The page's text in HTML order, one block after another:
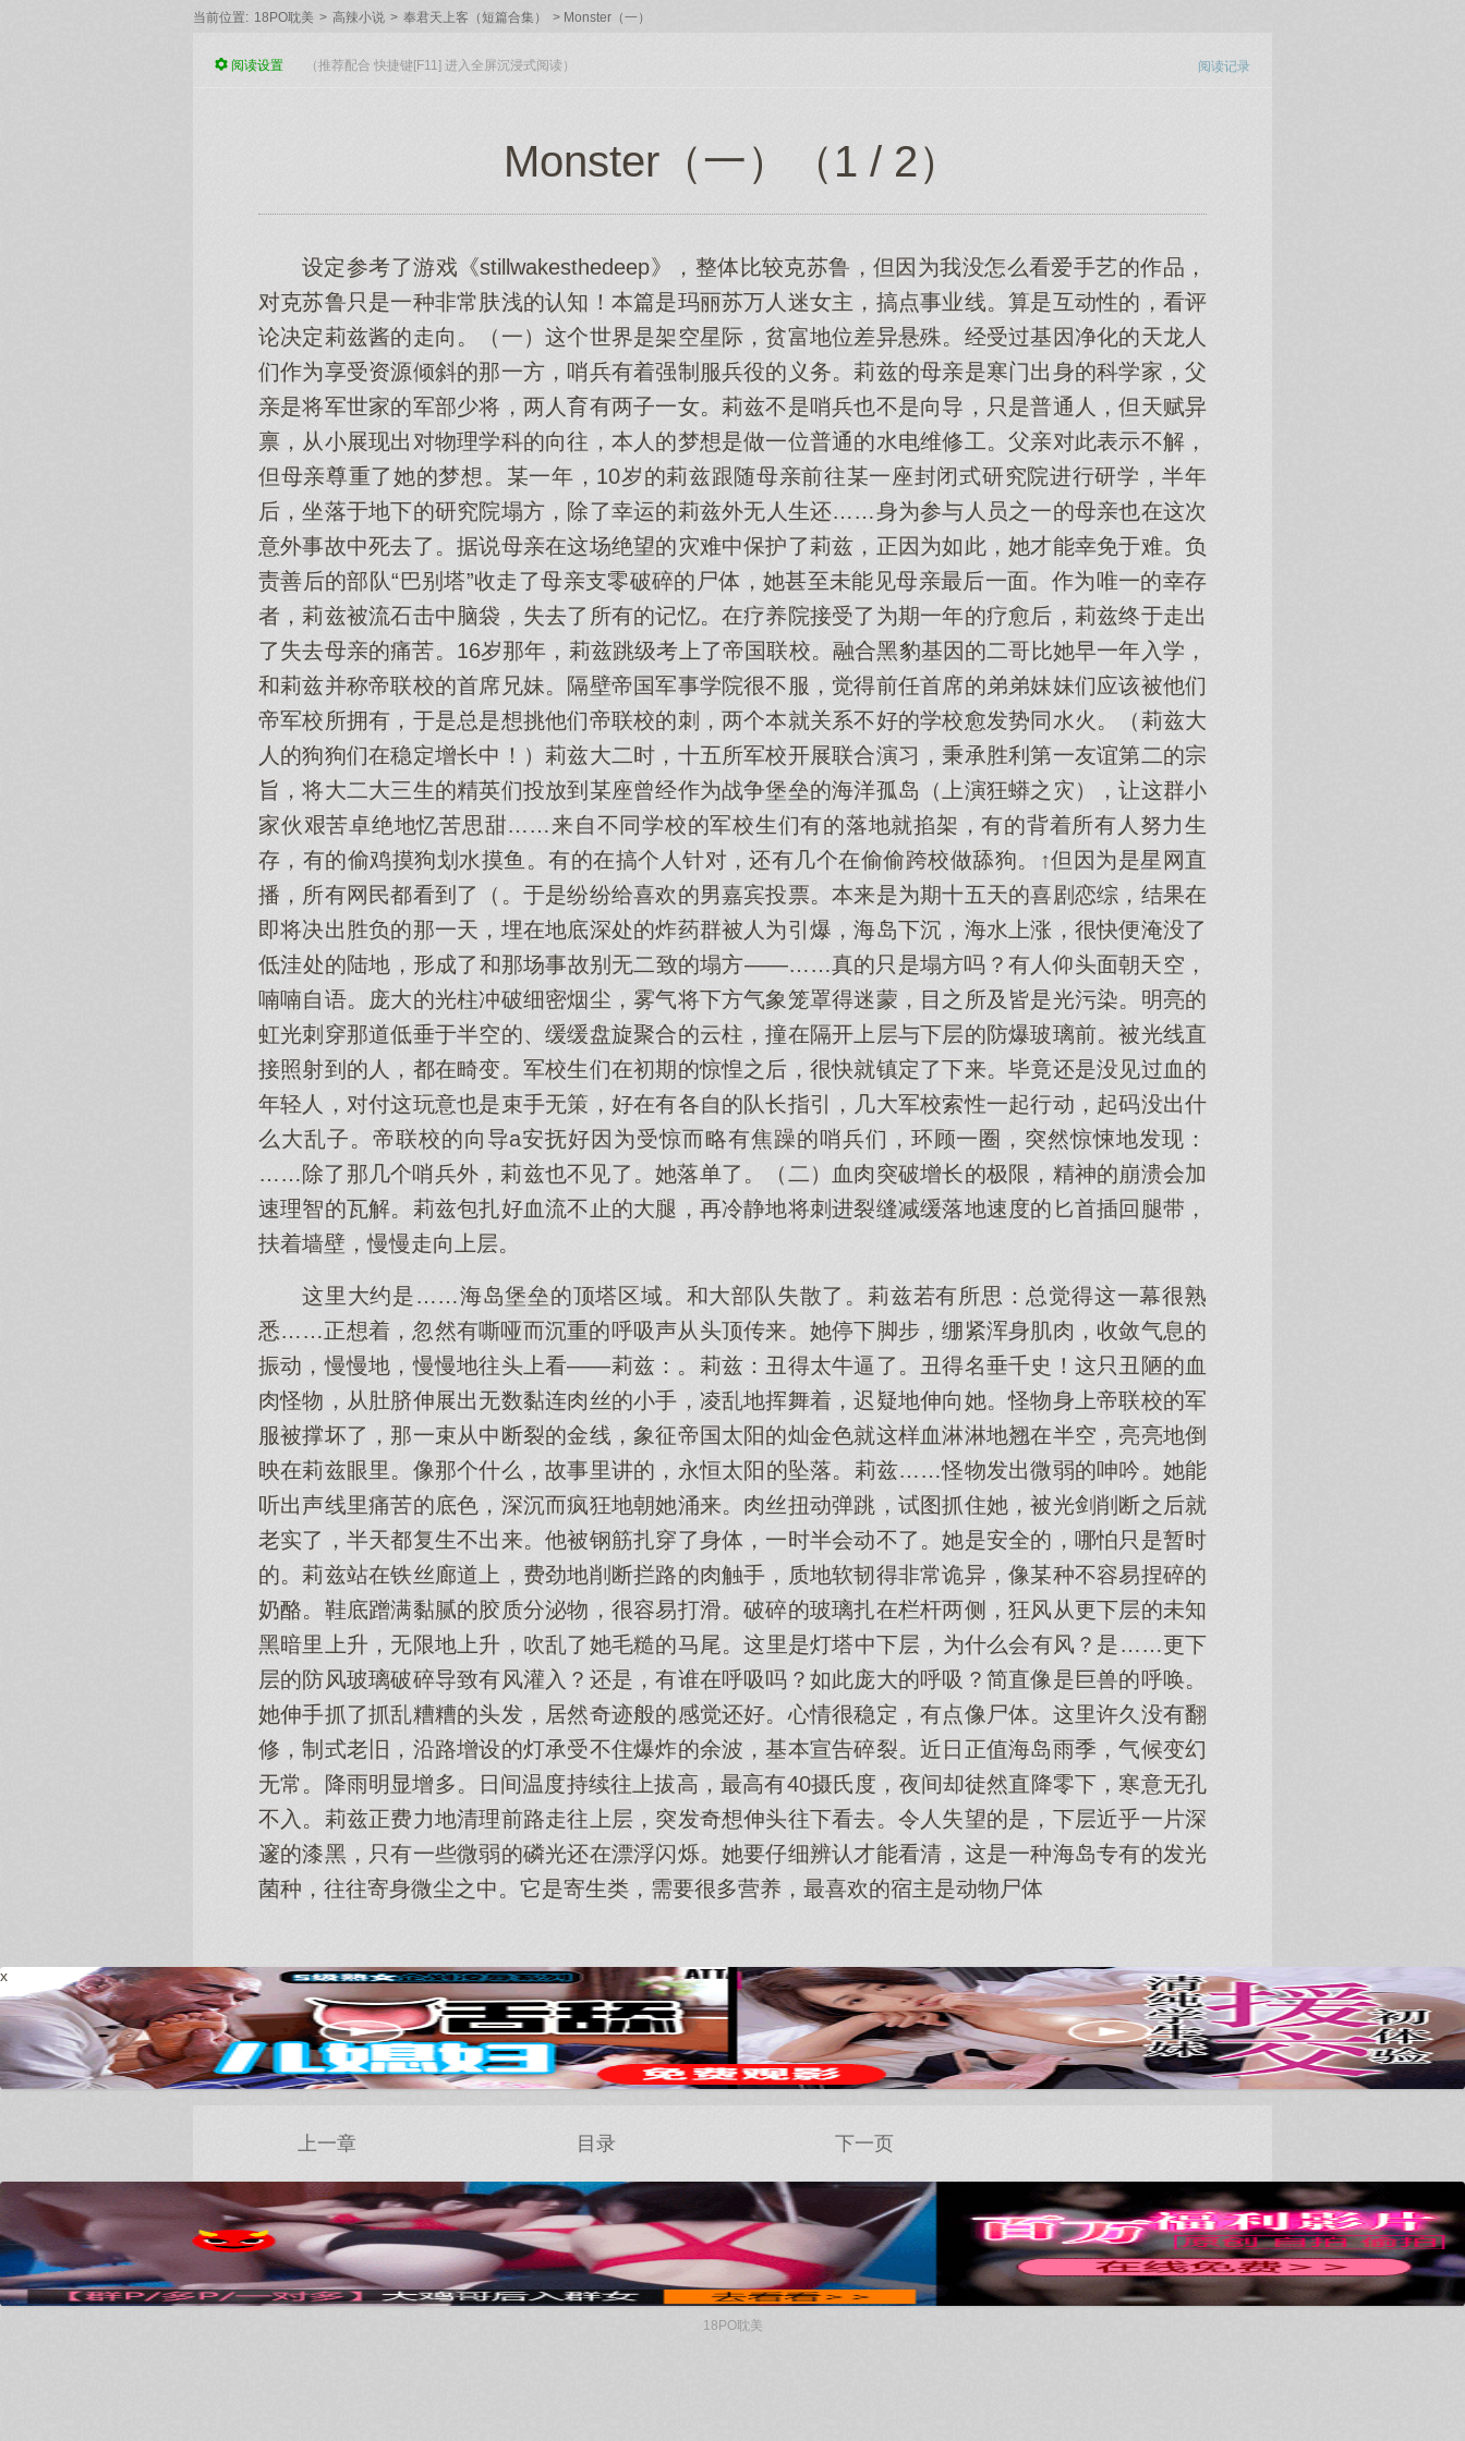
当前位置: 18PO耽美 > 高辣小说 > 奉君天上客（短篇合集） > Monster（一）
阅读记录
阅读设置 （推荐配合 快捷键[F11] 进入全屏沉浸式阅读）
Monster（一）（1 / 2）
设定参考了游戏《stillwakesthedeep》，整体比较克苏鲁，但因为我没怎么看爱手艺的作品，
对克苏鲁只是一种非常肤浅的认知！本篇是玛丽苏万人迷女主，搞点事业线。算是互动性的，看评
论决定莉兹酱的走向。（一）这个世界是架空星际，贫富地位差异悬殊。经受过基因净化的天龙人
们作为享受资源倾斜的那一方，哨兵有着强制服兵役的义务。莉兹的母亲是寒门出身的科学家，父
亲是将军世家的军部少将，两人育有两子一女。莉兹不是哨兵也不是向导，只是普通人，但天赋异
禀，从小展现出对物理学科的向往，本人的梦想是做一位普通的水电维修工。父亲对此表示不解，
但母亲尊重了她的梦想。某一年，10岁的莉兹跟随母亲前往某一座封闭式研究院进行研学，半年
后，坐落于地下的研究院塌方，除了幸运的莉兹外无人生还……身为参与人员之一的母亲也在这次
意外事故中死去了。据说母亲在这场绝望的灾难中保护了莉兹，正因为如此，她才能幸免于难。负
责善后的部队“巴别塔”收走了母亲支零破碎的尸体，她甚至未能见母亲最后一面。作为唯一的幸存
者，莉兹被流石击中脑袋，失去了所有的记忆。在疗养院接受了为期一年的疗愈后，莉兹终于走出
了失去母亲的痛苦。16岁那年，莉兹跳级考上了帝国联校。融合黑豹基因的二哥比她早一年入学，
和莉兹并称帝联校的首席兄妹。隔壁帝国军事学院很不服，觉得前任首席的弟弟妹妹们应该被他们
帝军校所拥有，于是总是想挑他们帝联校的刺，两个本就关系不好的学校愈发势同水火。（莉兹大
人的狗狗们在稳定增长中！）莉兹大二时，十五所军校开展联合演习，秉承胜利第一友谊第二的宗
旨，将大二大三生的精英们投放到某座曾经作为战争堡垒的海洋孤岛（上演狂蟒之灾），让这群小
家伙艰苦卓绝地忆苦思甜……来自不同学校的军校生们有的落地就掐架，有的背着所有人努力生
存，有的偷鸡摸狗划水摸鱼。有的在搞个人针对，还有几个在偷偷跨校做舔狗。↑但因为是星网直
播，所有网民都看到了（。于是纷纷给喜欢的男嘉宾投票。本来是为期十五天的喜剧恋综，结果在
即将决出胜负的那一天，埋在地底深处的炸药群被人为引爆，海岛下沉，海水上涨，很快便淹没了
低洼处的陆地，形成了和那场事故别无二致的塌方——……真的只是塌方吗？有人仰头面朝天空，
喃喃自语。庞大的光柱冲破细密烟尘，雾气将下方气象笼罩得迷蒙，目之所及皆是光污染。明亮的
虹光刺穿那道低垂于半空的、缓缓盘旋聚合的云柱，撞在隔开上层与下层的防爆玻璃前。被光线直
接照射到的人，都在畸变。军校生们在初期的惊惶之后，很快就镇定了下来。毕竟还是没见过血的
年轻人，对付这玩意也是束手无策，好在有各自的队长指引，几大军校索性一起行动，起码没出什
么大乱子。帝联校的向导a安抚好因为受惊而略有焦躁的哨兵们，环顾一圈，突然惊悚地发现：
……除了那几个哨兵外，莉兹也不见了。她落单了。（二）血肉突破增长的极限，精神的崩溃会加
速理智的瓦解。莉兹包扎好血流不止的大腿，再冷静地将刺进裂缝减缓落地速度的匕首插回腿带，
扶着墙壁，慢慢走向上层。
这里大约是……海岛堡垒的顶塔区域。和大部队失散了。莉兹若有所思：总觉得这一幕很熟
悉……正想着，忽然有嘶哑而沉重的呼吸声从头顶传来。她停下脚步，绷紧浑身肌肉，收敛气息的
振动，慢慢地，慢慢地往头上看——莉兹：。莉兹：丑得太牛逼了。丑得名垂千史！这只丑陋的血
肉怪物，从肚脐伸展出无数黏连肉丝的小手，凌乱地挥舞着，迟疑地伸向她。怪物身上帝联校的军
服被撑坏了，那一束从中断裂的金线，象征帝国太阳的灿金色就这样血淋淋地翘在半空，亮亮地倒
映在莉兹眼里。像那个什么，故事里讲的，永恒太阳的坠落。莉兹……怪物发出微弱的呻吟。她能
听出声线里痛苦的底色，深沉而疯狂地朝她涌来。肉丝扭动弹跳，试图抓住她，被光剑削断之后就
老实了，半天都复生不出来。他被钢筋扎穿了身体，一时半会动不了。她是安全的，哪怕只是暂时
的。莉兹站在铁丝廊道上，费劲地削断拦路的肉触手，质地软韧得非常诡异，像某种不容易捏碎的
奶酪。鞋底蹭满黏腻的胶质分泌物，很容易打滑。破碎的玻璃扎在栏杆两侧，狂风从更下层的未知
黑暗里上升，无限地上升，吹乱了她毛糙的马尾。这里是灯塔中下层，为什么会有风？是……更下
层的防风玻璃破碎导致有风灌入？还是，有谁在呼吸吗？如此庞大的呼吸？简直像是巨兽的呼唤。
她伸手抓了抓乱糟糟的头发，居然奇迹般的感觉还好。心情很稳定，有点像尸体。这里许久没有翻
修，制式老旧，沿路增设的灯承受不住爆炸的余波，基本宣告碎裂。近日正值海岛雨季，气候变幻
无常。降雨明显增多。日间温度持续往上拔高，最高有40摄氏度，夜间却徒然直降零下，寒意无孔
不入。莉兹正费力地清理前路走往上层，突发奇想伸头往下看去。令人失望的是，下层近乎一片深
邃的漆黑，只有一些微弱的磷光还在漂浮闪烁。她要仔细辨认才能看清，这是一种海岛专有的发光
菌种，往往寄身微尘之中。它是寄生类，需要很多营养，最喜欢的宿主是动物尸体
x
上一章 目录 下一页
x
18PO耽美